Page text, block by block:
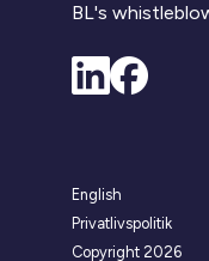
BL's
English
Privatlivspolitik
Copyright 2026